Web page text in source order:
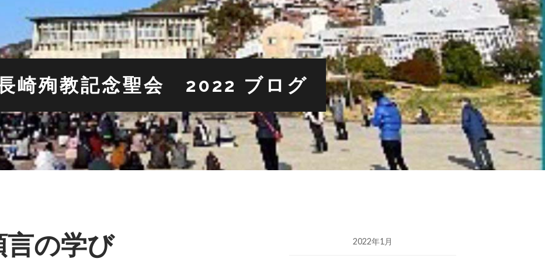
崎殉教記念聖会 2022 ブログ
の学び 2022年1月